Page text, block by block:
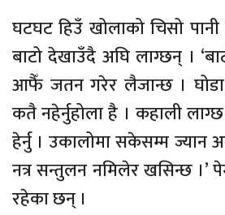
घटघट हिउँ खोलाको चिसो पानी
बाटो देखाउँदै अघि लाग्छन् ।
आफैँ जतन गरेर लैजान्छ ।
कतै नहेर्नुहोला है । कहाली लाग्छ
हेर्नु । उकालोमा सकेसम्म ज्यान
नत्र सन्तुलन नमिलेर खसिन्छ ।’
रहेका छन् ।